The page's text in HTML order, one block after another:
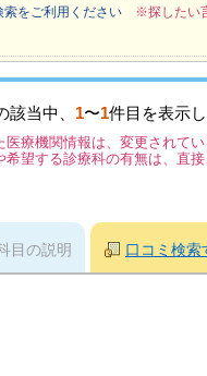
索をご利用ください ※探したい
該当中、 1〜1件目を表示し
療機関情報は、変更されてい
望する診療科の有無は、直接
目の説明 口コミ検索